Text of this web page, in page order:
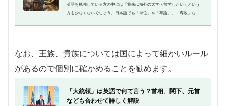
英語を勉強している方の中には「将来は海外の大学へ留学したい」という
方も少なくないでしょう。日本語でも「単位」や「卒論」、「専攻」など
なお、王族、貴族については国によって細かいルール
があるので個別に確かめることを勧めます。
「大統領」は英語で何て言う？首相、閣下、元首
なども合わせて詳しく解説